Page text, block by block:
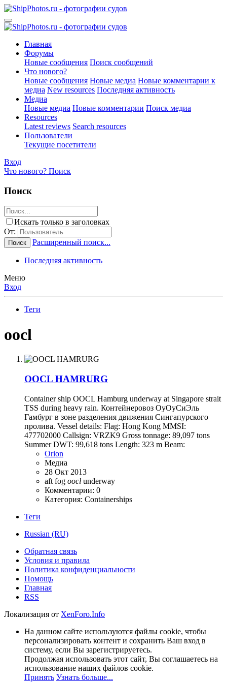
Главная
Форумы
Новые сообщения Поиск сообщений
Что нового?
Новые сообщения Новые медиа Новые комментарии к
медиа New resources Последняя активность
Медиа
Новые медиа Новые комментарии Поиск медиа
Resources
Latest reviews Search resources
Пользователи
Текущие посетители
Вход
Что нового? Поиск
Поиск
Искать только в заголовках
От:
Поиск Расширенный поиск...
Последняя активность
Меню
Вход
Теги
oocl
OOCL HAMRURG
Container ship OOCL Hamburg underway at Singapore strait
TSS during heavy rain. Контейнеровоз ОуОуСиЭль
Гамбург в зоне разделения движения Сингапурского
пролива. Vessel details: Flag: Hong Kong MMSI:
477702000 Callsign: VRZK9 Gross tonnage: 89,097 tons
Summer DWT: 99,618 tons Length: 323 m Beam:
Orion
Медиа
28 Окт 2013
aft fog oocl underway
Комментарии: 0
Категория: Containerships
Теги
Russian (RU)
Обратная связь
Условия и правила
Политика конфиденциальности
Помощь
Главная
RSS
Локализация от XenForo.Info
На данном сайте используются файлы cookie, чтобы
персонализировать контент и сохранить Ваш вход в
систему, если Вы зарегистрируетесь.
Продолжая использовать этот сайт, Вы соглашаетесь на
использование наших файлов cookie.
Принять Узнать больше...